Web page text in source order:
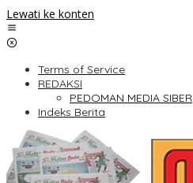
Lewati ke konten
Terms of Service
REDAKSI
PEDOMAN MEDIA SIBER
Indeks Berita